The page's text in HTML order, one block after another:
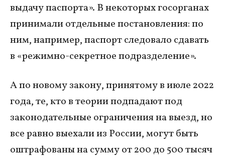
выдачу паспорта». В некоторых госорганах
принимали отдельные постановления: по
ним, например, паспорт следовало сдавать
в «режимно-секретное подразделение».
А по новому закону, принятому в июле 2022
года, те, кто в теории подпадают под
законодательные ограничения на выезд, но
все равно выехали из России, могут быть
оштрафованы на сумму от 200 до 500 тысяч